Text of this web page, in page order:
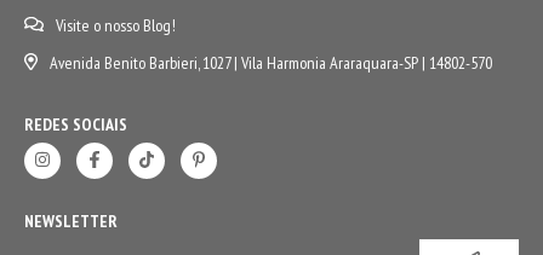
Visite o nosso Blog!
Avenida Benito Barbieri, 1027 | Vila Harmonia Araraquara-SP | 14802-570
REDES SOCIAIS
NEWSLETTER